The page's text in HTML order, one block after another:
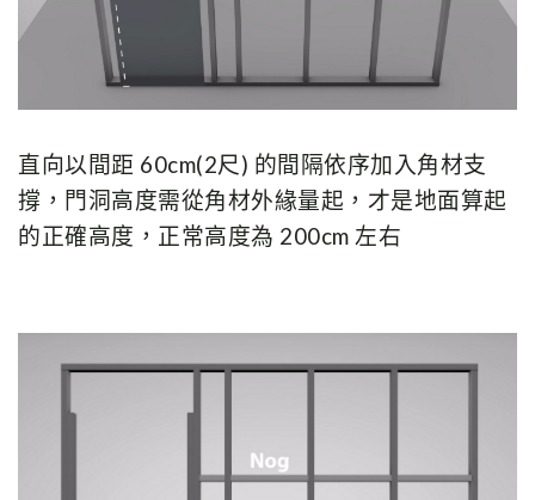
直向以 間距 60cm(2尺) 的間隔依序加入角材支
撐，門洞高度需從角材外緣量起，才是地面算起
的正確高度，正常高度為 200cm 左右